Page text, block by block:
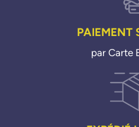
PAIEMENT
par Carte